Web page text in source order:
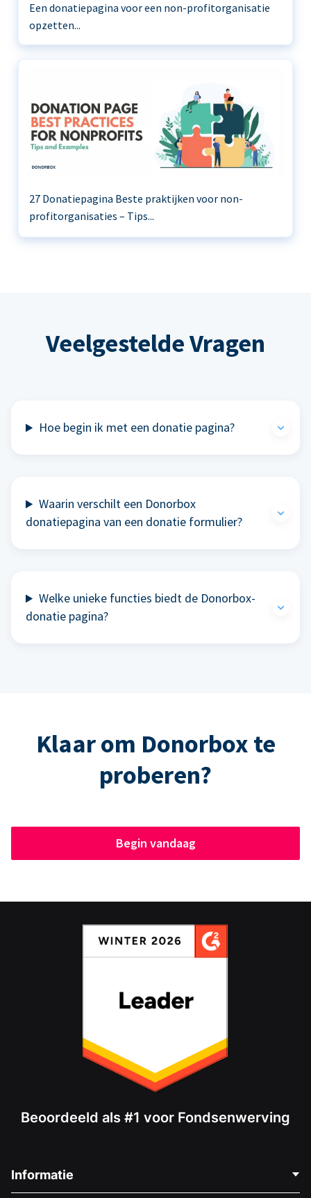
Een donatiepagina voor een non-profitorganisatie
opzetten...
27 Donatiepagina Beste praktijken voor non-
profitorganisaties – Tips...
Veelgestelde Vragen
Hoe begin ik met een donatie pagina?
Waarin verschilt een Donorbox
donatiepagina van een donatie formulier?
Welke unieke functies biedt de Donorbox-
donatie pagina?
Klaar om Donorbox te
proberen?
Begin vandaag
Beoordeeld als #1 voor Fondsenwerving
Informatie